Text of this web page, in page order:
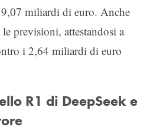
9,07 miliardi di euro. Anche
previsioni, attestandosi a
i 2,64 miliardi di euro
R1 di DeepSeek e